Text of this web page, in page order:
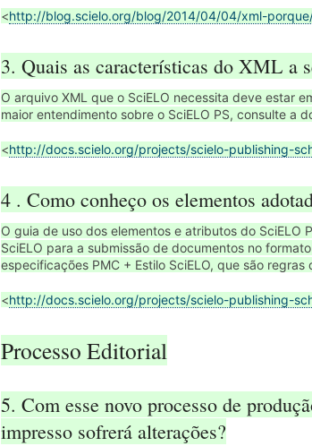
<http://blog.scielo.org/blog/2014/04/04/xml-
3. Quais as características do XML a
O arquivo XML que o SciELO necessita deve estar
maior entendimento sobre o SciELO PS, consulte a
<http://docs.scielo.org/projects/scielo-publishing-
4 . Como conheço os elementos
O guia de uso dos elementos e atributos do
SciELO para a submissão de documentos no
especificações PMC + Estilo SciELO, que são
<http://docs.scielo.org/projects/scielo-publishing-
Processo Editorial
5. Com esse novo processo de
impresso sofrerá alterações?